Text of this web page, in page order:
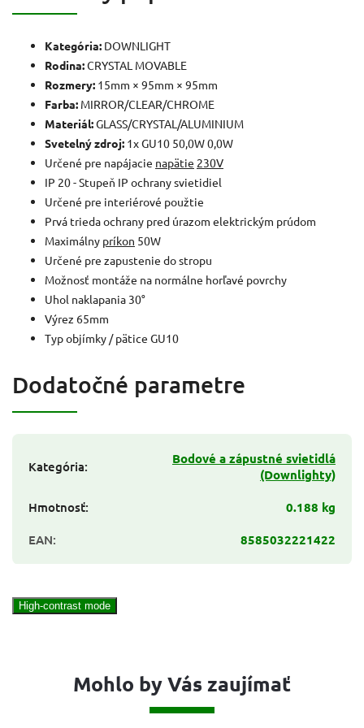
Kategória: DOWNLIGHT
Rodina:CRYSTAL MOVABLE
Rozmery: 15mm × 95mm × 95mm
Farba: MIRROR/CLEAR/CHROME
Materiál:GLASS/CRYSTAL/ALUMINIUM
Svetelný zdroj: 1x GU10 50,0W 0,0W
Určené pre napájacie napätie 230V
IP 20 - Stupeň IP ochrany svietidiel
Určené pre interiérové použtie
Prvá trieda ochrany pred úrazom elektrickým prúdom
Maximálny príkon 50W
Určené pre zapustenie do stropu
Možnosť montáže na normálne horľavé povrchy
Uhol naklapania 30°
Výrez 65mm
Typ objímky / pätice GU10
Dodatočné parametre
Kategória:
Bodové a zápustné svietidlá
(Downlighty)
Hmotnosť:
0.188 kg
EAN: 8585032221422
High-contrast mode
Mohlo by Vás zaujímať